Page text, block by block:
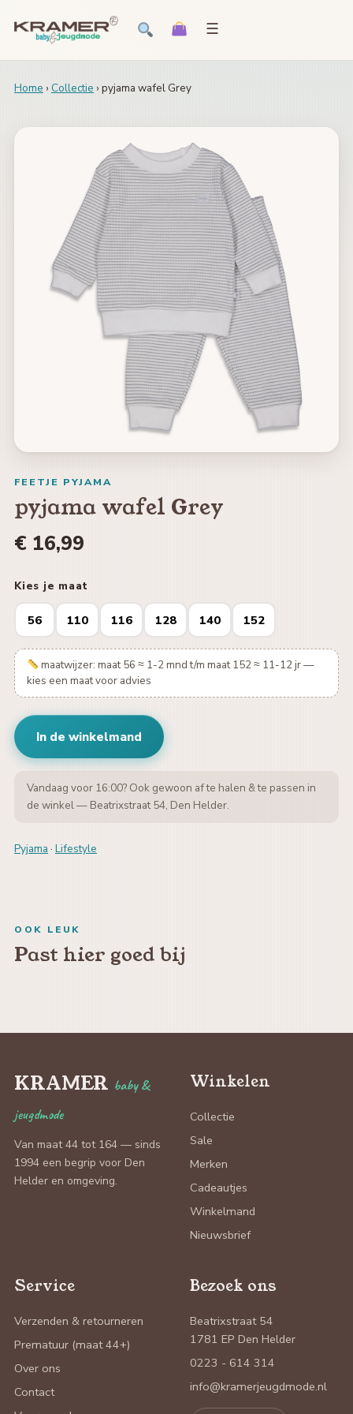
☰
Home › Collectie › pyjama wafel Grey
FEETJE PYJAMA
pyjama wafel Grey
€ 16,99
Kies je maat
56 110 116 128 140 152
maatwijzer: maat 56 ≈ 1-2 mnd t/m maat 152 ≈ 11-12 jr —
kies een maat voor advies
In de winkelmand
Vandaag voor 16:00? Ook gewoon af te halen & te passen in
de winkel — Beatrixstraat 54, Den Helder.
Pyjama · Lifestyle
OOK LEUK
Past hier goed bij
KRAMER baby &
jeugdmode
Van maat 44 tot 164 — sinds
1994 een begrip voor Den
Helder en omgeving.
Winkelen
Collectie
Sale
Merken
Cadeautjes
Winkelmand
Nieuwsbrief
Service
Verzenden & retourneren
Prematuur (maat 44+)
Over ons
Contact
Bezoek ons
Beatrixstraat 54
1781 EP Den Helder
0223 - 614 314
info@kramerjeugdmode.nl